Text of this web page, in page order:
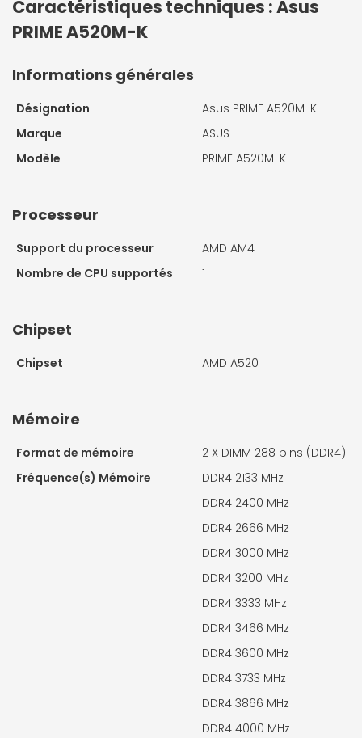
Caractéristiques techniques : Asus
PRIME A520M-K
Informations générales
Désignation
Asus PRIME A520M-K
Marque
ASUS
Modèle
PRIME A520M-K
Processeur
Support du processeur
AMD AM4
Nombre de CPU supportés
1
Chipset
Chipset AMD A520
Mémoire
Format de mémoire 2 X DIMM 288 pins (DDR4)
Fréquence(s) Mémoire
DDR4 2133 MHz
DDR4 2400 MHz
DDR4 2666 MHz
DDR4 3000 MHz
DDR4 3200 MHz
DDR4 3333 MHz
DDR4 3466 MHz
DDR4 3600 MHz
DDR4 3733 MHz
DDR4 3866 MHz
DDR4 4000 MHz